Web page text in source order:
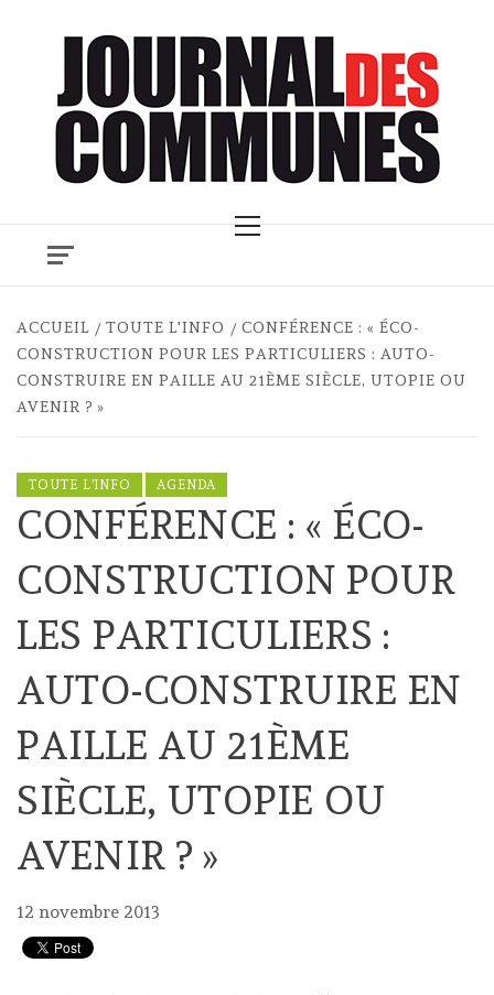
Menu
ACCUEIL TOUTE L'INFO
CONFÉRENCE : « ÉCO-
CONSTRUCTION POUR LES PARTICULIERS : AUTO-
CONSTRUIRE EN PAILLE AU 21ÈME SIÈCLE, UTOPIE OU
AVENIR ? »
TOUTE L'INFO AGENDA
CONFÉRENCE : « ÉCO-
CONSTRUCTION POUR
LES PARTICULIERS :
AUTO-CONSTRUIRE EN
PAILLE AU 21ÈME
SIÈCLE, UTOPIE OU
AVENIR ? »
12 novembre 2013